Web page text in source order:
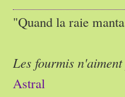
"Quand la raie
Les fourmis
Astral